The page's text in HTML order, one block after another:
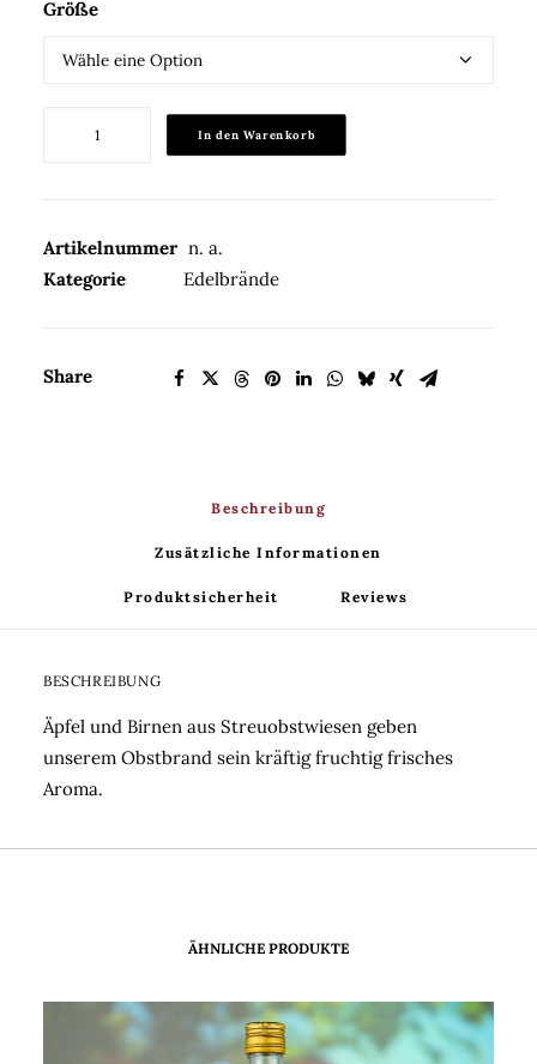
Größe
In den Warenkorb
Artikelnummer n. a.
Kategorie
Edelbrände
Share
Beschreibung
Zusätzliche Informationen
Produktsicherheit Reviews
BESCHREIBUNG
Äpfel und Birnen aus Streuobstwiesen geben
unserem Obstbrand sein kräftig fruchtig frisches
Aroma.
ÄHNLICHE PRODUKTE